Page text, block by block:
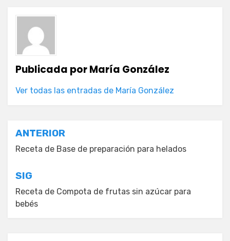
Publicada porMaría González
Ver todas las entradas de María González
Navegación
de
entradas
ANTERIOR
Receta de Base de preparación para helados
SIG
Receta de Compota de frutas sin azúcar para
bebés